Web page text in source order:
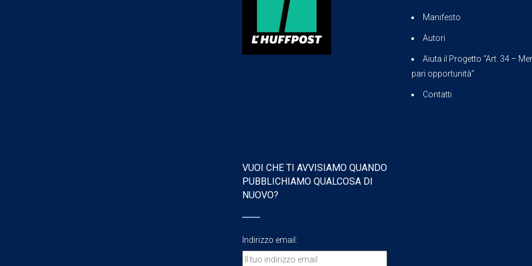
Manifesto
Autori
Aiuta il Progetto “Art. 34 –
pari opportunità”
Contatti
VUOI CHE TI AVVISIAMO QUANDO
PUBBLICHIAMO QUALCOSA DI
NUOVO?
Indirizzo email: